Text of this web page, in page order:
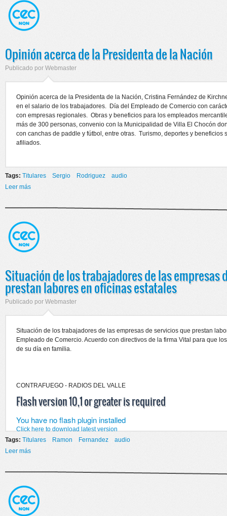
Opinión acerca de la Presidenta de la Nación
Publicado por Webmaster
Opinión acerca de la Presidenta de la Nación, Cristina Fernández de
en el salario de los trabajadores. Día del Empleado de Comercio con
con empresas regionales. Obras y beneficios para los empleados
más de 300 personas, convenio con la Municipalidad de Villa El Chocón
con canchas de paddle y fútbol, entre otras. Turismo, deportes y beneficios
afiliados.
Tags: Titulares Sergio Rodriguez
audio
Leer más
Situación de los trabajadores de las empresas
prestan labores en oficinas estatales
Publicado por Webmaster
Situación de los trabajadores de las empresas de servicios que prestan
Empleado de Comercio. Acuerdo con directivos de la firma Vital para que
de su día en familia.
CONTRAFUEGO - RADIOS DEL VALLE
Flash version 10,1 or greater is required
You have no flash plugin installed
Click here to download latest version
Tags: Titulares Ramon Fernandez
audio
Leer más